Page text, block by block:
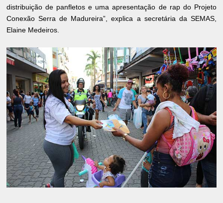
distribuição de panfletos e uma apresentação de rap do Projeto
Conexão Serra de Madureira”, explica a secretária da SEMAS,
Elaine Medeiros.